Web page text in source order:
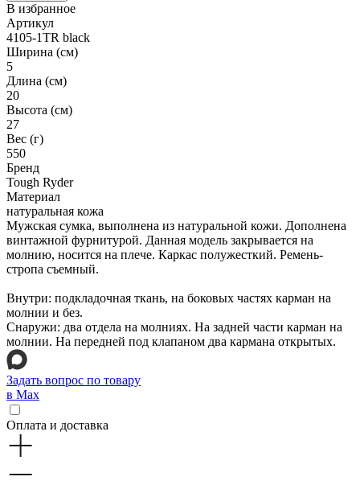
В избранное
Артикул
4105-1TR black
Ширина (см)
5
Длина (см)
20
Высота (см)
27
Вес (г)
550
Бренд
Tough Ryder
Материал
натуральная кожа
Мужская сумка, выполнена из натуральной кожи. Дополнена
винтажной фурнитурой. Данная модель закрывается на
молнию, носится на плече. Каркас полужесткий. Ремень-
стропа съемный.
Внутри: подкладочная ткань, на боковых частях карман на
молнии и без.
Снаружи: два отдела на молниях. На задней части карман на
молнии. На передней под клапаном два кармана открытых.
Задать вопрос по товару
в Max
Оплата и доставка